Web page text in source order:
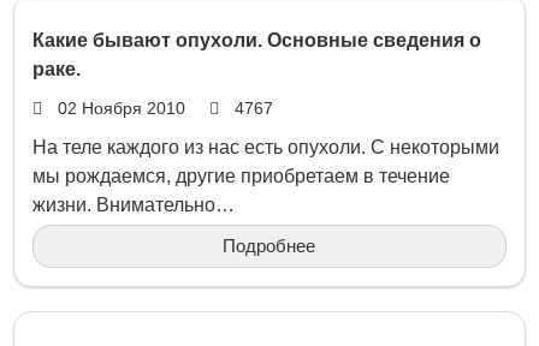
Какие бывают опухоли. Основные сведения о
раке.
02 Ноября 2010 4767
На теле каждого из нас есть опухоли. С некоторыми
мы рождаемся, другие приобретаем в течение
жизни. Внимательно…
Подробнее